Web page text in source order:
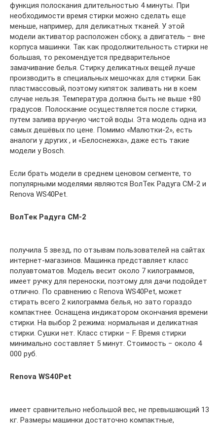
функция полоскания длительностью 4 минуты. При
необходимости время стирки можно сделать еще
меньше, например, для деликатных тканей. У этой
модели активатор расположен сбоку, а двигатель − вне
корпуса машинки. Так как продолжительность стирки не
большая, то рекомендуется предварительное
замачивание белья. Стирку деликатных вещей лучше
производить в специальных мешочках для стирки. Бак
пластмассовый, поэтому кипяток заливать ни в коем
случае нельзя. Температура должна быть не выше +80
градусов. Полоскание осуществляется после стирки,
путем залива вручную чистой воды. Эта модель одна из
самых дешёвых по цене. Помимо «Малютки-2», есть
аналоги у других , и «Белоснежка», даже есть такие
модели у Bosch.
Если брать модели в среднем ценовом сегменте, то
популярными моделями являются ВолТек Радуга СМ-2 и
Renova WS40Pet.
ВолТек Радуга СМ-2
получила 5 звезд, по отзывам пользователей на сайтах
интернет-магазинов. Машинка представляет класс
полуавтоматов. Модель весит около 7 килограммов,
имеет ручку для переноски, поэтому для дачи подойдет
отлично. По сравнению с Renova WS40Pet, может
стирать всего 2 килограмма белья, но зато гораздо
компактнее. Оснащена индикатором окончания времени
стирки. На выбор 2 режима: нормальная и деликатная
стирки. Сушки нет. Класс стирки − F. Время стирки
минимально составляет 5 минут. Стоимость − около 4
000 руб.
Renova WS40Pet
имеет сравнительно небольшой вес, не превышающий 13
кг. Размеры машинки достаточно компактные,